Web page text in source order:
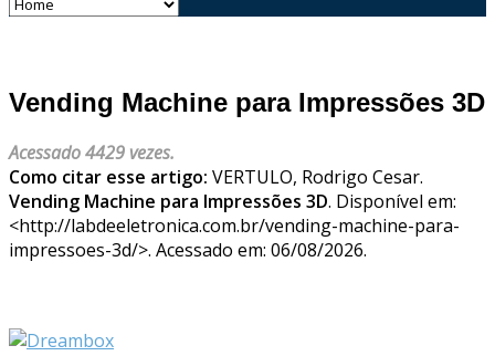
Vending Machine para Impressões 3D
Acessado 4429 vezes.
Como citar esse artigo: VERTULO, Rodrigo Cesar.
Vending Machine para Impressões 3D. Disponível em:
<http://labdeeletronica.com.br/vending-machine-para-
impressoes-3d/>. Acessado em: 06/08/2026.